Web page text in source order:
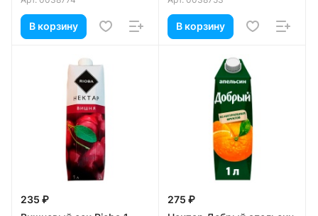
В корзину В корзину
235 ₽
275 ₽